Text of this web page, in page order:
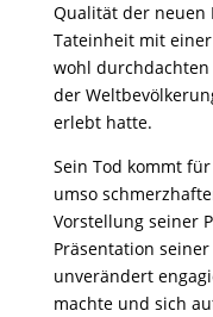
Qualität der neuen
Tateinheit mit
wohl durchdachten
der
erlebt hatte.
Sein Tod kommt
umso
Vorstellung seiner
Präsentation
unverändert
machte und sich